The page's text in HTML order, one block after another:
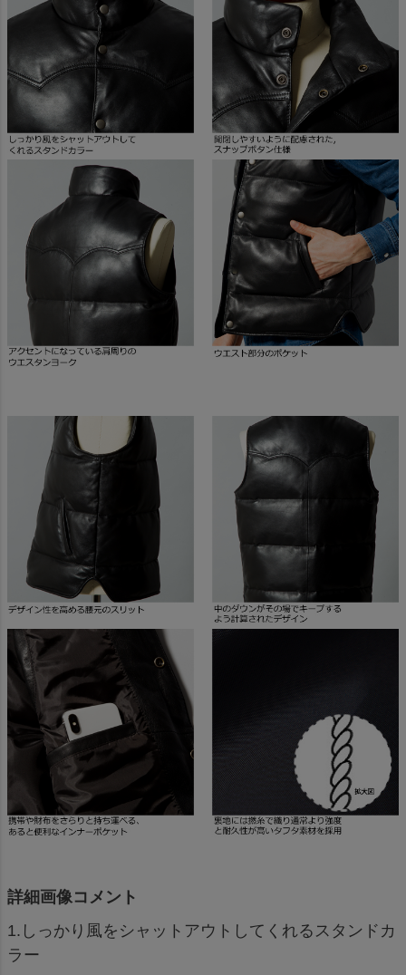
詳細画像コメント
1.しっかり風をシャットアウトしてくれるスタンドカ
ラー